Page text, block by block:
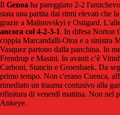
Il Genoa ha pareggiato 2-2
stata una partita dai ritmi elevati che
grazie a Malinovskyi e Ostigard.
ancora col 4-2-3-1. In difesa Norton
coppia Marcandalli-Otoa e a sinistra
Vasquez partono dalla panchina. In
Frendrup e Masini. In avanti c’è
Carboni, Stanciu e Groenbaek. Da
primo tempo. Non c'erano Cuenca,
rimediato un trauma contusivo alla
rifinitura di venerdì mattina. Non nel
Ankeye.